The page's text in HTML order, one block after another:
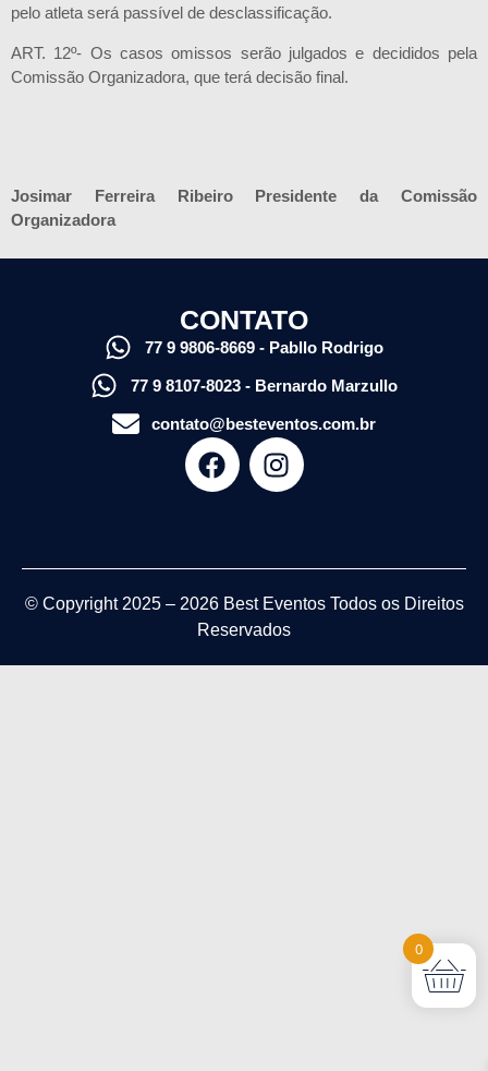
pelo atleta será passível de desclassificação.
ART. 12º- Os casos omissos serão julgados e decididos pela
Comissão Organizadora, que terá decisão final.
Josimar Ferreira Ribeiro Presidente da Comissão
Organizadora
CONTATO
77 9 9806-8669 - Pabllo Rodrigo
77 9 8107-8023 - Bernardo Marzullo
contato@besteventos.com.br
© Copyright 2025 – 2026 Best EventosTodos os Direitos
Reservados
0